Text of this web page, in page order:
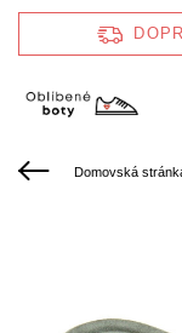
Domovská